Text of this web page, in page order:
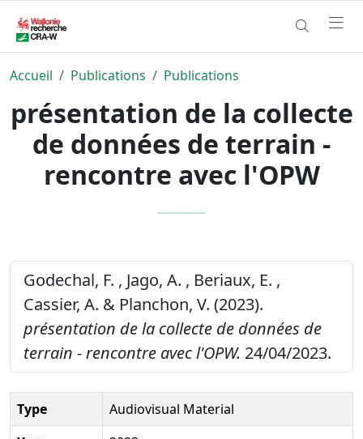
Accueil Publications Publications
présentation de la collecte
de données de terrain -
rencontre avec l'OPW
Godechal, F. , Jago, A. , Beriaux, E. ,
Cassier, A. & Planchon, V. (2023).
présentation de la collecte de données de
terrain - rencontre avec l'OPW. 24/04/2023.
Type
Audiovisual Material